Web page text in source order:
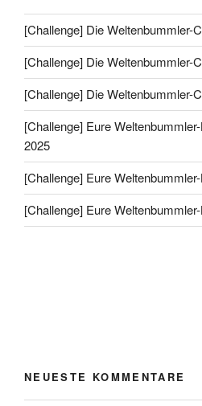
[Challenge] Die Weltenbummler-
[Challenge] Die Weltenbummler-
[Challenge] Die Weltenbummler-
[Challenge] Eure
2025
[Challenge] Eure
[Challenge] Eure
NEUESTE KOMMENTARE